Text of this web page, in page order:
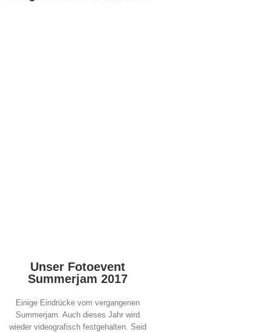
Unser Fotoevent
Summerjam 2017
Einige Eindrücke vom vergangenen
Summerjam. Auch dieses Jahr wird
wieder videografisch festgehalten. Seid